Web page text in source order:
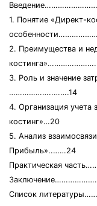
1. Понятие «Директ-
2. Преимущества и
3. Роль и значение
………………..…….14
4. Организация учета
костинг»…20
5. Анализ
Прибыль»..……24
Практическая
Список